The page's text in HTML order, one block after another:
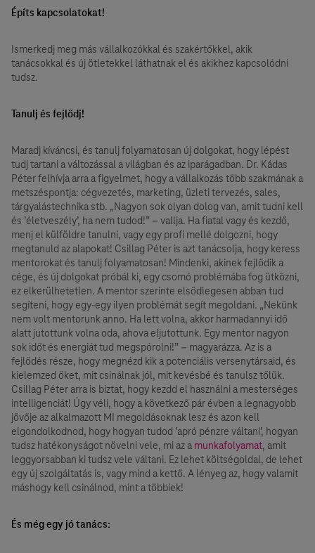
Építs kapcsolatokat!
Ismerkedj meg más vállalkozókkal és szakértőkkel, akik
tanácsokkal és új ötletekkel láthatnak el és akikhez kapcsolódni
tudsz.
Tanulj és fejlődj!
Maradj kíváncsi, és tanulj folyamatosan új dolgokat, hogy lépést
tudj tartani a változással a világban és az iparágadban. Dr. Kádas
Péter felhívja arra a figyelmet, hogy a vállalkozás több szakmának a
metszéspontja: cégvezetés, marketing, üzleti tervezés, sales,
tárgyalástechnika stb. „Nagyon sok olyan dolog van, amit tudni kell
és ’életveszély’, ha nem tudod!” – vallja. Ha fiatal vagy és kezdő,
menj el külföldre tanulni, vagy egy profi mellé dolgozni, hogy
megtanuld az alapokat! Csillag Péter is azt tanácsolja, hogy keress
mentorokat és tanulj folyamatosan! Mindenki, akinek fejlődik a
cége, és új dolgokat próbál ki, egy csomó problémába fog ütközni,
ez elkerülhetetlen. A mentor szerinte elsődlegesen abban tud
segíteni, hogy egy-egy ilyen problémát segít megoldani. „Nekünk
nem volt mentorunk anno. Ha lett volna, akkor harmadannyi idő
alatt jutottunk volna oda, ahova eljutottunk. Egy mentor nagyon
sok időt és energiát tud megspórolni!” – magyarázza. Az is a
fejlődés része, hogy megnézd kik a potenciális versenytársaid, és
kielemzed őket, mit csinálnak jól, mit kevésbé és tanulsz tőlük.
Csillag Péter arra is biztat, hogy kezdd el használni a mesterséges
intelligenciát! Úgy véli, hogy a következő pár évben a legnagyobb
jövője az alkalmazott MI megoldásoknak lesz és azon kell
elgondolkodnod, hogy hogyan tudod ’apró pénzre váltani’, hogyan
tudsz hatékonyságot növelni vele, mi az a munkafolyamat, amit
leggyorsabban ki tudsz vele váltani. Ez lehet költségoldal, de lehet
egy új szolgáltatás is, vagy mind a kettő. A lényeg az, hogy valamit
máshogy kell csinálnod, mint a többiek!
És még egy jó tanács: